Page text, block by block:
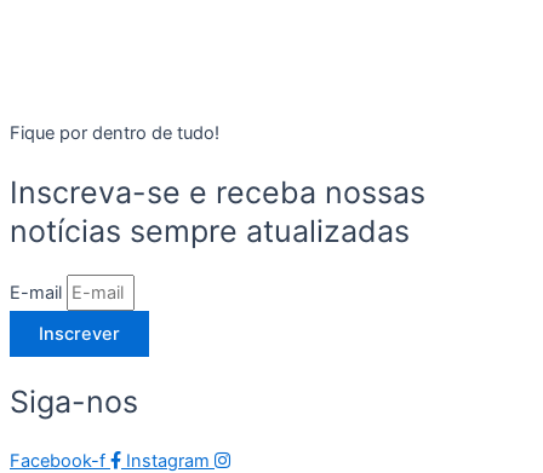
Fique por dentro de tudo!
Inscreva-se e receba nossas
notícias sempre atualizadas
E-mail
Inscrever
Siga-nos
Facebook-f Instagram